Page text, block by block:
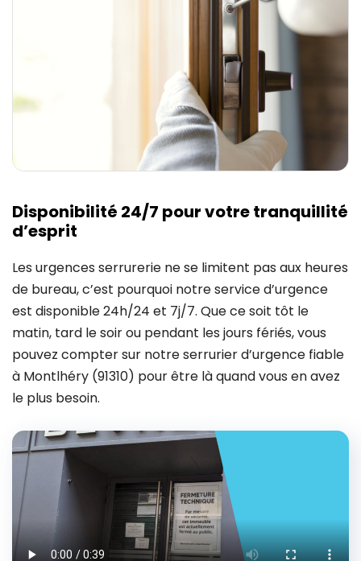
Disponibilité 24/7 pour votre tranquillité
d’esprit
Les urgences serrurerie ne se limitent pas aux heures
de bureau, c’est pourquoi notre service d’urgence
est disponible 24h/24 et 7j/7. Que ce soit tôt le
matin, tard le soir ou pendant les jours fériés, vous
pouvez compter sur notre serrurier d’urgence fiable
à Montlhéry (91310) pour être là quand vous en avez
le plus besoin.